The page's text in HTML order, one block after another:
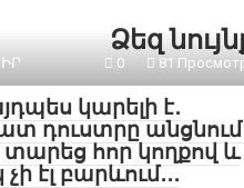
Ձեզ
0 81
կարելի է․
դուստրը անցնում
հոր կողքով և
չի էլ բարևում․․․